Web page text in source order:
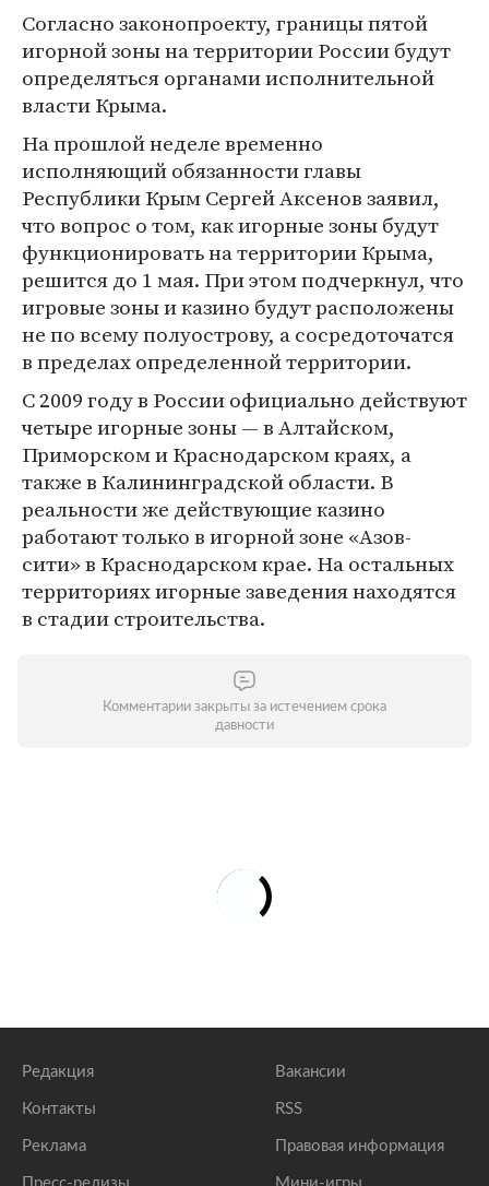
Согласно законопроекту, границы пятой
игорной зоны на территории России будут
определяться органами исполнительной
власти Крыма.
На прошлой неделе временно
исполняющий обязанности главы
Республики Крым Сергей Аксенов заявил,
что вопрос о том, как игорные зоны будут
функционировать на территории Крыма,
решится до 1 мая. При этом подчеркнул, что
игровые зоны и казино будут расположены
не по всему полуострову, а сосредоточатся
в пределах определенной территории.
С 2009 году в России официально действуют
четыре игорные зоны — в Алтайском,
Приморском и Краснодарском краях, а
также в Калининградской области. В
реальности же действующие казино
работают только в игорной зоне «Азов-
сити» в Краснодарском крае. На остальных
территориях игорные заведения находятся
в стадии строительства.
Комментарии закрыты за истечением срока
давности
Редакция
Контакты
Реклама
Вакансии
RSS
Правовая информация